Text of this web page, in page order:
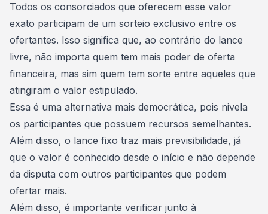
Todos os consorciados que oferecem esse valor
exato participam de um sorteio exclusivo entre os
ofertantes. Isso significa que, ao contrário do lance
livre, não importa quem tem mais poder de oferta
financeira, mas sim quem tem sorte entre aqueles que
atingiram o valor estipulado.
Essa é uma alternativa mais democrática, pois nivela
os participantes que possuem recursos semelhantes.
Além disso, o lance fixo traz mais previsibilidade, já
que o valor é conhecido desde o início e não depende
da disputa com outros participantes que podem
ofertar mais.
Além disso, é importante verificar junto à